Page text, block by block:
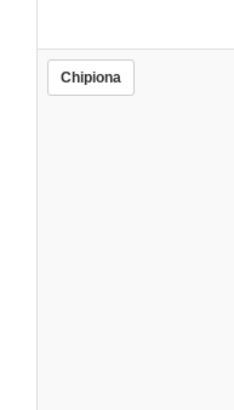
Chipiona